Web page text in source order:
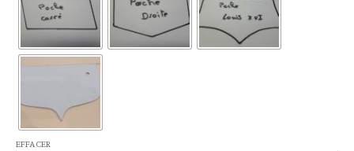
EFFACER